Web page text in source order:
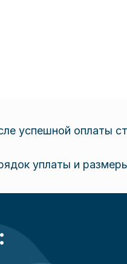
успешной оплаты
уплаты и